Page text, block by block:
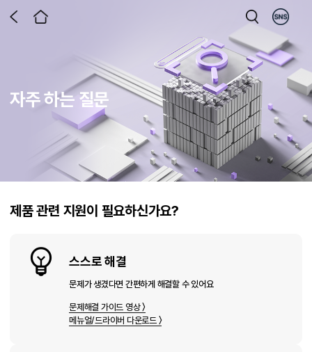
자주 하는 질문
제품 관련 지원이 필요하신가요?
스스로 해결
문제가 생겼다면 간편하게 해결할 수 있어요
문제해결 가이드 영상 〉
메뉴얼/드라이버 다운로드 〉